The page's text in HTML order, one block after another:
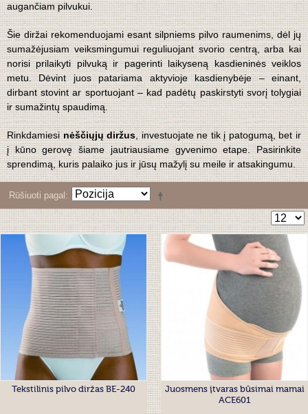
augančiam pilvukui.
Šie diržai rekomenduojami esant silpniems pilvo raumenims, dėl jų
sumažėjusiam veiksmingumui reguliuojant svorio centrą, arba kai
norisi prilaikyti pilvuką ir pagerinti laikyseną kasdieninės veiklos
metu. Dėvint juos patariama aktyvioje kasdienybėje – einant,
dirbant stovint ar sportuojant – kad padėtų paskirstyti svorį tolygiai
ir sumažintų spaudimą.
Rinkdamiesinėščiųjų diržus, investuojate ne tik į patogumą, bet ir
į kūno gerovę šiame jautriausiame gyvenimo etape. Pasirinkite
sprendimą, kuris palaiko jus ir jūsų mažylį su meile ir atsakingumu.
Rūšiuoti pagal
Tekstilinis pilvo diržas BE-240 Juosmens įtvaras būsimai mamai
ACE601